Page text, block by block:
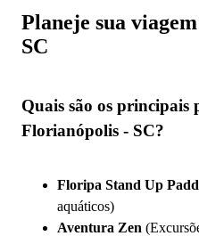
Planeje sua
SC
Quais são os principais
Florianópolis - SC?
Floripa Stand Up
aquáticos)
Aventura Zen